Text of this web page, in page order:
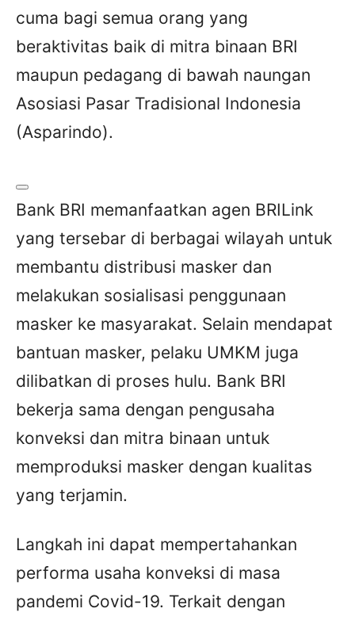
cuma bagi semua orang yang
beraktivitas baik di mitra binaan BRI
maupun pedagang di bawah naungan
Asosiasi Pasar Tradisional Indonesia
(Asparindo).
Bank BRI memanfaatkan agen BRILink
yang tersebar di berbagai wilayah untuk
membantu distribusi masker dan
melakukan sosialisasi penggunaan
masker ke masyarakat. Selain mendapat
bantuan masker, pelaku UMKM juga
dilibatkan di proses hulu. Bank BRI
bekerja sama dengan pengusaha
konveksi dan mitra binaan untuk
memproduksi masker dengan kualitas
yang terjamin.
Langkah ini dapat mempertahankan
performa usaha konveksi di masa
pandemi Covid-19. Terkait dengan